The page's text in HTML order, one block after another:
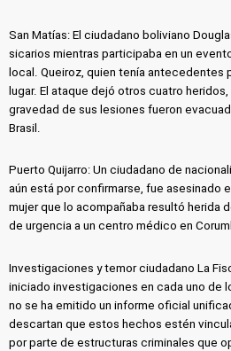
San Matías: El ciudadano boliviano
sicarios mientras participaba en un
local. Queiroz, quien tenía antecedentes
lugar. El ataque dejó otros cuatro
gravedad de sus lesiones fueron
Brasil.
Puerto Quijarro: Un ciudadano de
aún está por confirmarse, fue asesinado
mujer que lo acompañaba resultó herida
de urgencia a un centro médico en
Investigaciones y temor ciudadano La
iniciado investigaciones en cada uno de
no se ha emitido un informe oficial
descartan que estos hechos estén
por parte de estructuras criminales que